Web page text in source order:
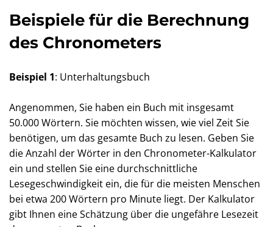
Beispiele für die Berechnung
des Chronometers
Beispiel 1: Unterhaltungsbuch
Angenommen, Sie haben ein Buch mit insgesamt
50.000 Wörtern. Sie möchten wissen, wie viel Zeit Sie
benötigen, um das gesamte Buch zu lesen. Geben Sie
die Anzahl der Wörter in den Chronometer-Kalkulator
ein und stellen Sie eine durchschnittliche
Lesegeschwindigkeit ein, die für die meisten Menschen
bei etwa 200 Wörtern pro Minute liegt. Der Kalkulator
gibt Ihnen eine Schätzung über die ungefähre Lesezeit